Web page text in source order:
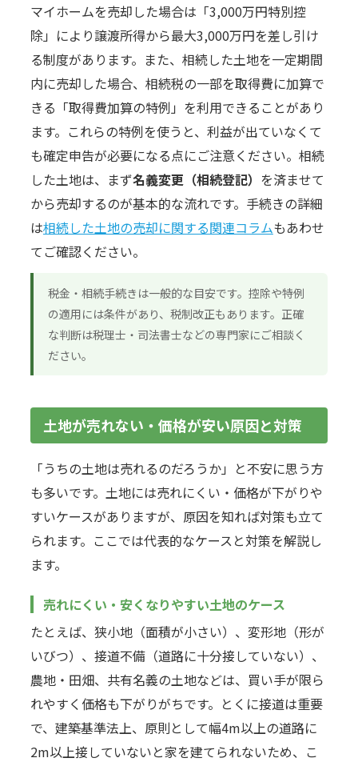
マイホームを売却した場合は「3,000万円特別控
除」により譲渡所得から最大3,000万円を差し引け
る制度があります。また、相続した土地を一定期間
内に売却した場合、相続税の一部を取得費に加算で
きる「取得費加算の特例」を利用できることがあり
ます。これらの特例を使うと、利益が出ていなくて
も確定申告が必要になる点にご注意ください。相続
した土地は、まず名義変更（相続登記） を済ませて
から売却するのが基本的な流れです。手続きの詳細
は相続した土地の売却に関する関連コラムもあわせ
てご確認ください。
税金・相続手続きは一般的な目安です。控除や特例
の適用には条件があり、税制改正もあります。正確
な判断は税理士・司法書士などの専門家にご相談く
ださい。
土地が売れない・価格が安い原因と対策
「うちの土地は売れるのだろうか」と不安に思う方
も多いです。土地には売れにくい・価格が下がりや
すいケースがありますが、原因を知れば対策も立て
られます。ここでは代表的なケースと対策を解説し
ます。
売れにくい・安くなりやすい土地のケース
たとえば、狭小地（面積が小さい）、変形地（形が
いびつ）、接道不備（道路に十分接していない）、
農地・田畑、共有名義の土地などは、買い手が限ら
れやすく価格も下がりがちです。とくに接道は重要
で、建築基準法上、原則として幅4m以上の道路に
2m以上接していないと家を建てられないため、こ